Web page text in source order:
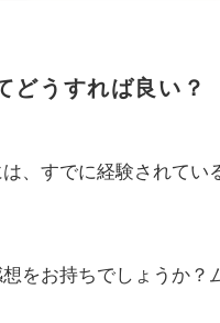
どうすれば良い？
、すでに経験されてい
をお持ちでしょうか？